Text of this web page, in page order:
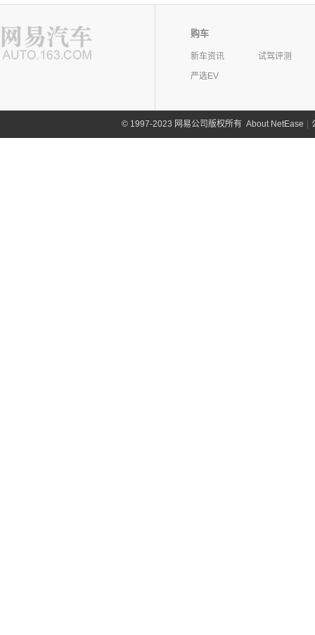
购车
新车资讯
试驾评测
严选EV
©1997-2023 网易公司版权所有 About NetEase